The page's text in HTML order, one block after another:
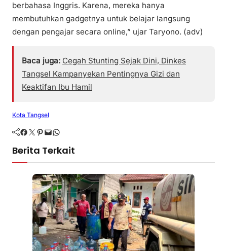
berbahasa Inggris. Karena, mereka hanya
membutuhkan gadgetnya untuk belajar langsung
dengan pengajar secara online,” ujar Taryono. (adv)
Baca juga: Cegah Stunting Sejak Dini, Dinkes
Tangsel Kampanyekan Pentingnya Gizi dan
Keaktifan Ibu Hamil
Kota Tangsel
Facebook Twitter Pinterest Mail WhatsApp
Berita Terkait